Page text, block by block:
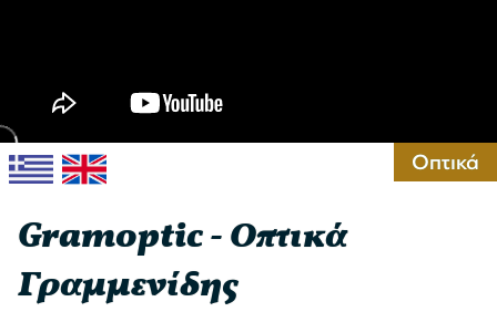
Οπτικά
Gramoptic - Οπτικά
Γραμμενίδης